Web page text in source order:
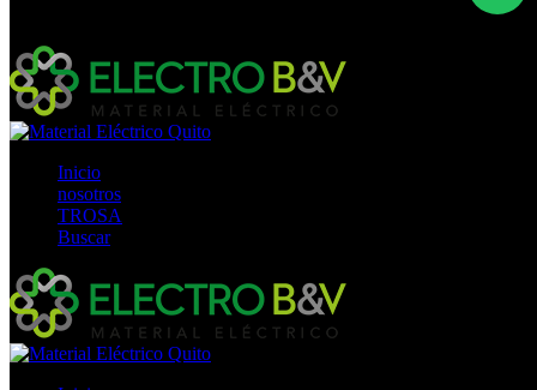
Inicio
nosotros
TROSA
Buscar